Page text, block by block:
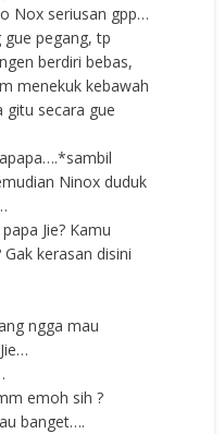
Nox seriusan gpp…
gue pegang, tp
berdiri bebas,
menekuk kebawah
gitu secara gue
Ninox duduk
Jie? Kamu
kerasan disini
ngga mau
emoh sih ?
banget….